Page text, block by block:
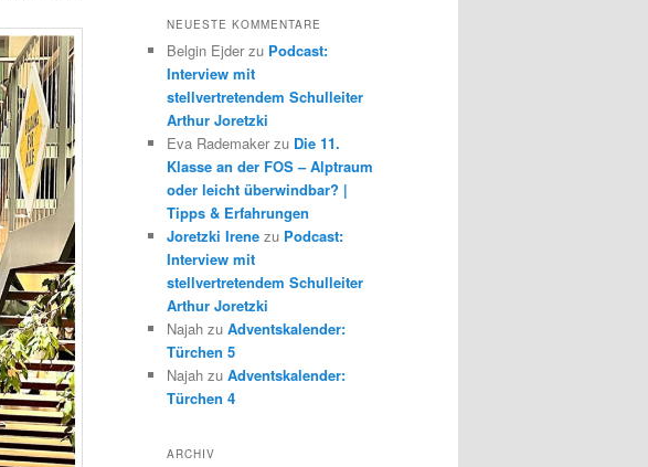
NEUESTE KOMMENTARE
Belgin Ejder zu Podcast:
Interview mit
stellvertretendem Schulleiter
Arthur Joretzki
Eva Rademaker zu Die 11.
Klasse an der FOS – Alptraum
oder leicht überwindbar? |
Tipps & Erfahrungen
Joretzki Irene zu Podcast:
Interview mit
stellvertretendem Schulleiter
Arthur Joretzki
Najah zu Adventskalender:
Türchen 5
Najah zu Adventskalender:
Türchen 4
ARCHIV